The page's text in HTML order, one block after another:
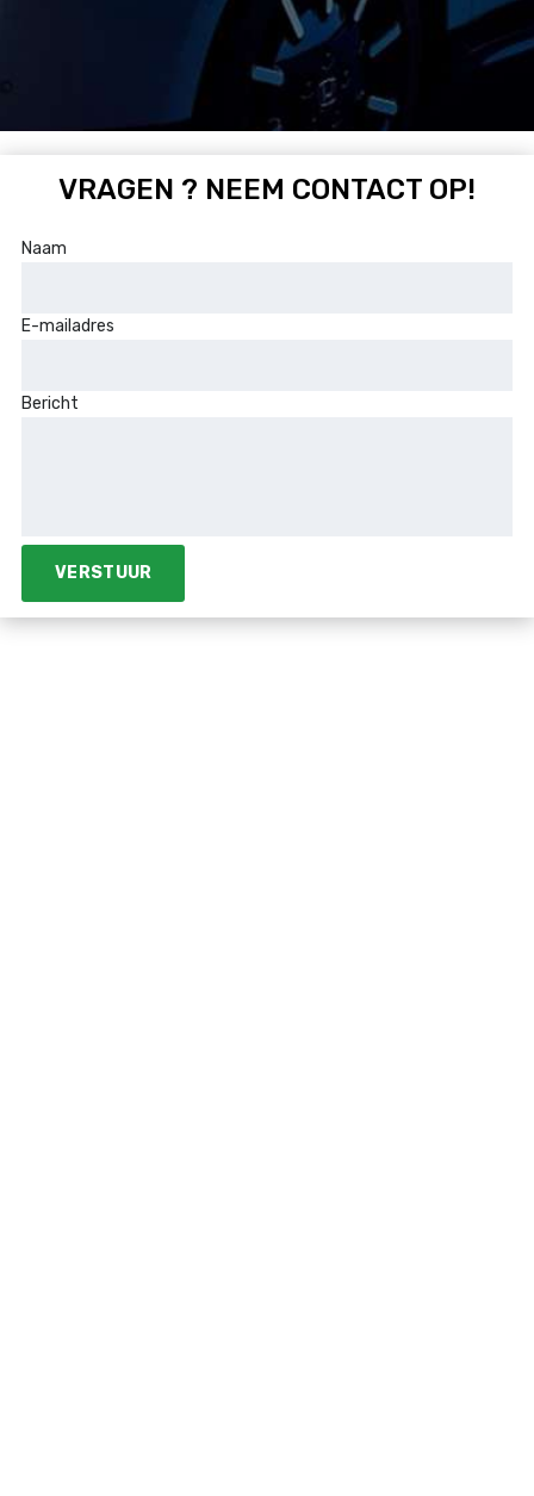
VRAGEN ? NEEM CONTACT OP!
Naam
E-mailadres
Bericht